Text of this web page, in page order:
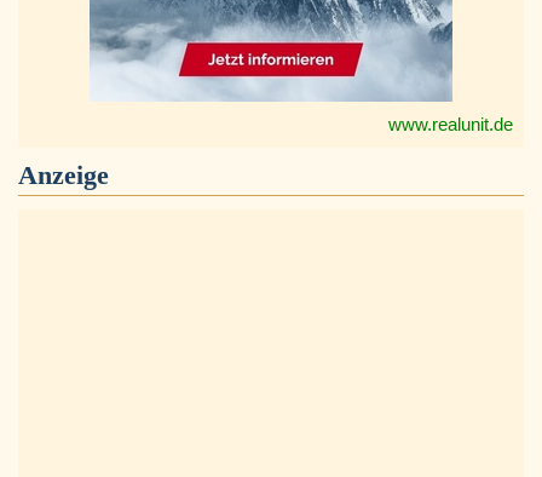
www.realunit.de
Anzeige